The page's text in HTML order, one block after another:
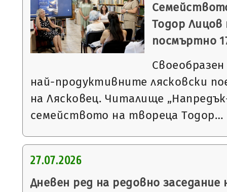
Тодор
посмъртно
най-продуктивните лясковски
на Лясковец. Читалище
семейството на твореца Тодор…
27.07.2026
Дневен ред на редовно